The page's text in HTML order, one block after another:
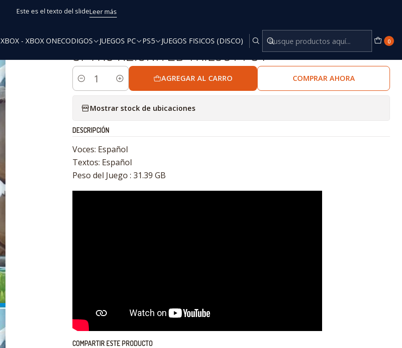
XBOX - XBOX ONECODIGOS JUEGOS PC PS5 JUEGOS FISICOS (DISCO) 0
Este es el texto del slideLeer más
PS4 SPYRO REIGNITED TRILOGY PS4
|
SPYRO REIGNITED TRILOGY PS4
Cantidad
AGREGAR AL CARRO COMPRAR AHORA
Mostrar stock de ubicaciones
DESCRIPCIÓN
Voces: Español
Textos: Español
Peso del Juego : 31.39 GB
COMPARTIR ESTE PRODUCTO